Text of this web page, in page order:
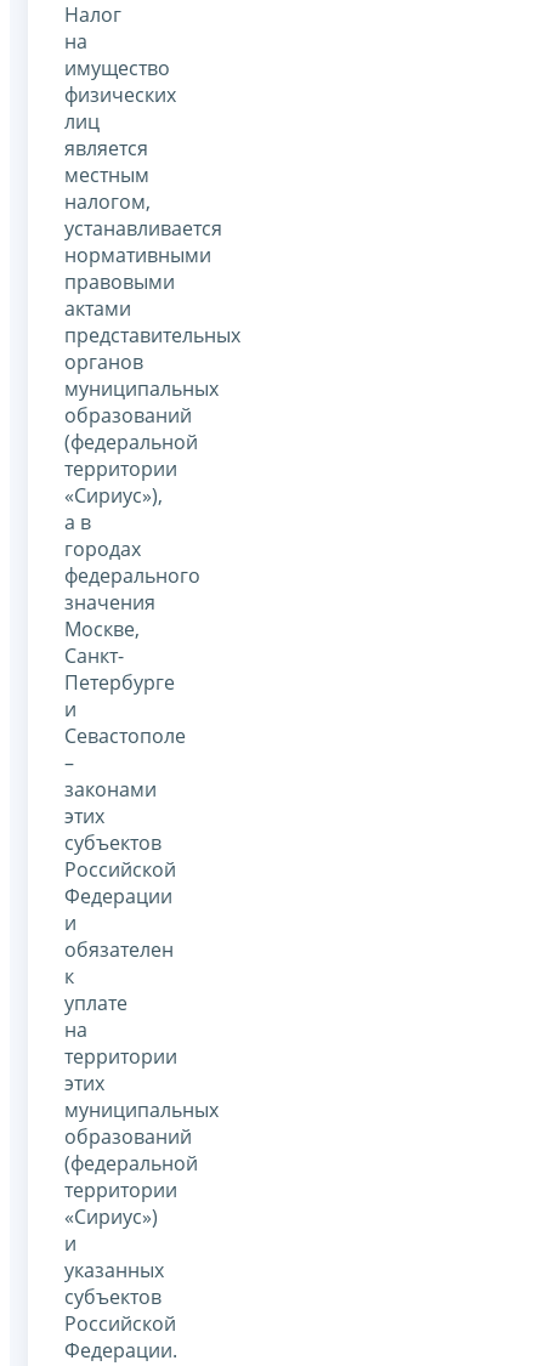
Налог
на
имущество
физических
лиц
является
местным
налогом,
устанавливается
нормативными
правовыми
актами
представительных
органов
муниципальных
образований
(федеральной
территории
«Сириус»),
а в
городах
федерального
значения
Москве,
Санкт-
Петербурге
и
Севастополе
–
законами
этих
субъектов
Российской
Федерации
и
обязателен
к
уплате
на
территории
этих
муниципальных
образований
(федеральной
территории
«Сириус»)
и
указанных
субъектов
Российской
Федерации.